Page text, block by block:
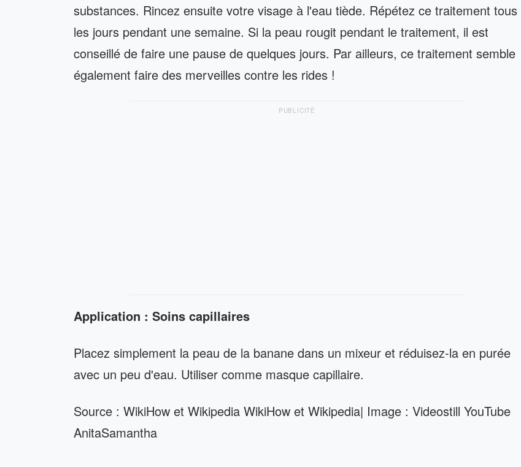
substances. Rincez ensuite votre visage à l'eau tiède. Répétez ce traitement tous
les jours pendant une semaine. Si la peau rougit pendant le traitement, il est
conseillé de faire une pause de quelques jours. Par ailleurs, ce traitement semble
également faire des merveilles contre les rides !
PUBLICITÉ
Application : Soins capillaires
Placez simplement la peau de la banane dans un mixeur et réduisez-la en purée
avec un peu d'eau. Utiliser comme masque capillaire.
Source : WikiHow et Wikipedia WikiHow et Wikipedia| Image : Videostill YouTube
AnitaSamantha